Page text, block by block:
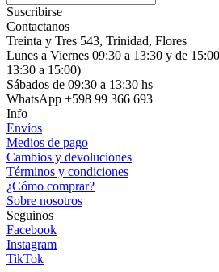
Suscribirse
Contactanos
Treinta y Tres 543, Trinidad, Flores
Lunes a Viernes 09:30 a 13:30 y de
13:30 a 15:00)
Sábados de 09:30 a 13:30 hs
WhatsApp +598 99 366 693
Info
Envíos
Medios de pago
Cambios y devoluciones
Términos y condiciones
¿Cómo comprar?
Sobre nosotros
Seguinos
Facebook
Instagram
TikTok